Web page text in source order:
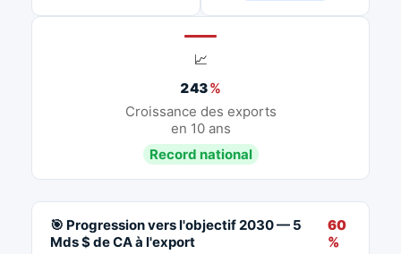
📈
243%
Croissance des exports
en 10 ans
Record national
🎯 Progression vers l'objectif 2030 — 5
Mds $ de CA à l'export
60
%